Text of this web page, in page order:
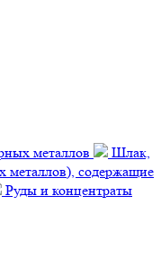
металлов
Шлак,
металлов), содержащие
Руды и концентраты